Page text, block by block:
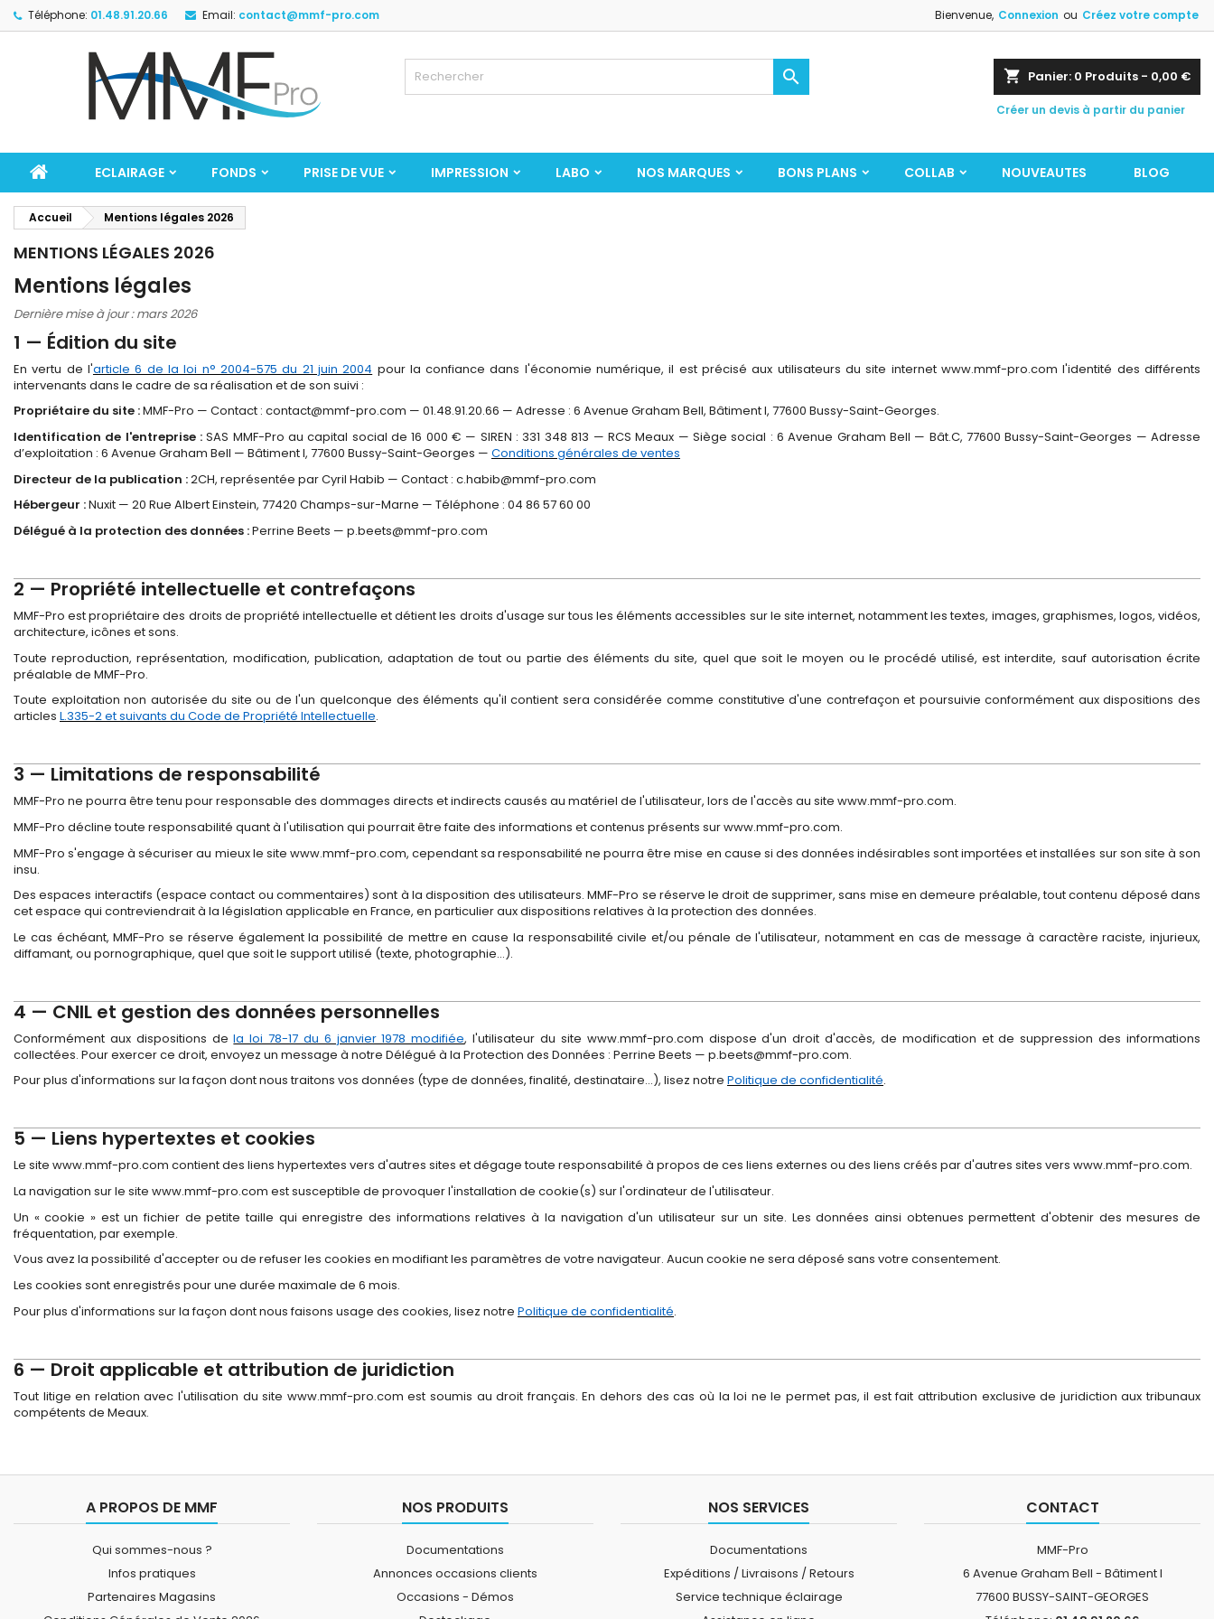
Téléphone: 01.48.91.20.66 Email: contact@mmf-pro.com Bienvenue, Connexion ou Créez votre compte
shopping_cart Panier: 0 Produits - 0,00 €
Créer un devis à partir du panier

ECLAIRAGE FONDS PRISE DE VUE IMPRESSION LABO NOS MARQUES BONS PLANS COLLAB NOUVEAUTES BLOG
Accueil Mentions légales 2026
MENTIONS LÉGALES 2026
Mentions légales
Dernière mise à jour : mars 2026
1 — Édition du site
En vertu de l'article 6 de la loi n° 2004-575 du 21 juin 2004 pour la confiance dans l'économie numérique, il est précisé aux utilisateurs du site internet www.mmf-pro.com l'identité des différents
intervenants dans le cadre de sa réalisation et de son suivi :
Propriétaire du site :MMF-Pro — Contact : contact@mmf-pro.com — 01.48.91.20.66 — Adresse : 6 Avenue Graham Bell, Bâtiment I, 77600 Bussy-Saint-Georges.
Identification de l'entreprise :SAS MMF-Pro au capital social de 16 000 € — SIREN : 331 348 813 — RCS Meaux — Siège social : 6 Avenue Graham Bell — Bât.C, 77600 Bussy-Saint-Georges — Adresse
d’exploitation : 6 Avenue Graham Bell — Bâtiment I, 77600 Bussy-Saint-Georges — Conditions générales de ventes
Directeur de la publication :2CH, représentée par Cyril Habib — Contact : c.habib@mmf-pro.com
Hébergeur :Nuxit — 20 Rue Albert Einstein, 77420 Champs-sur-Marne — Téléphone : 04 86 57 60 00
Délégué à la protection des données :Perrine Beets — p.beets@mmf-pro.com
2 — Propriété intellectuelle et contrefaçons
MMF-Pro est propriétaire des droits de propriété intellectuelle et détient les droits d'usage sur tous les éléments accessibles sur le site internet, notamment les textes, images, graphismes, logos, vidéos,
architecture, icônes et sons.
Toute reproduction, représentation, modification, publication, adaptation de tout ou partie des éléments du site, quel que soit le moyen ou le procédé utilisé, est interdite, sauf autorisation écrite
préalable de MMF-Pro.
Toute exploitation non autorisée du site ou de l'un quelconque des éléments qu'il contient sera considérée comme constitutive d'une contrefaçon et poursuivie conformément aux dispositions des
articles L.335-2 et suivants du Code de Propriété Intellectuelle.
3 — Limitations de responsabilité
MMF-Pro ne pourra être tenu pour responsable des dommages directs et indirects causés au matériel de l'utilisateur, lors de l'accès au site www.mmf-pro.com.
MMF-Pro décline toute responsabilité quant à l'utilisation qui pourrait être faite des informations et contenus présents sur www.mmf-pro.com.
MMF-Pro s'engage à sécuriser au mieux le site www.mmf-pro.com, cependant sa responsabilité ne pourra être mise en cause si des données indésirables sont importées et installées sur son site à son
insu.
Des espaces interactifs (espace contact ou commentaires) sont à la disposition des utilisateurs. MMF-Pro se réserve le droit de supprimer, sans mise en demeure préalable, tout contenu déposé dans
cet espace qui contreviendrait à la législation applicable en France, en particulier aux dispositions relatives à la protection des données.
Le cas échéant, MMF-Pro se réserve également la possibilité de mettre en cause la responsabilité civile et/ou pénale de l'utilisateur, notamment en cas de message à caractère raciste, injurieux,
diffamant, ou pornographique, quel que soit le support utilisé (texte, photographie…).
4 — CNIL et gestion des données personnelles
Conformément aux dispositions dela loi 78-17 du 6 janvier 1978 modifiée, l'utilisateur du site www.mmf-pro.com dispose d'un droit d'accès, de modification et de suppression des informations
collectées. Pour exercer ce droit, envoyez un message à notre Délégué à la Protection des Données : Perrine Beets — p.beets@mmf-pro.com.
Pour plus d'informations sur la façon dont nous traitons vos données (type de données, finalité, destinataire…), lisez notre Politique de confidentialité.
5 — Liens hypertextes et cookies
Le site www.mmf-pro.com contient des liens hypertextes vers d'autres sites et dégage toute responsabilité à propos de ces liens externes ou des liens créés par d'autres sites vers www.mmf-pro.com.
La navigation sur le site www.mmf-pro.com est susceptible de provoquer l'installation de cookie(s) sur l'ordinateur de l'utilisateur.
Un « cookie » est un fichier de petite taille qui enregistre des informations relatives à la navigation d'un utilisateur sur un site. Les données ainsi obtenues permettent d'obtenir des mesures de
fréquentation, par exemple.
Vous avez la possibilité d'accepter ou de refuser les cookies en modifiant les paramètres de votre navigateur. Aucun cookie ne sera déposé sans votre consentement.
Les cookies sont enregistrés pour une durée maximale de 6 mois.
Pour plus d'informations sur la façon dont nous faisons usage des cookies, lisez notre Politique de confidentialité.
6 — Droit applicable et attribution de juridiction
Tout litige en relation avec l'utilisation du site www.mmf-pro.com est soumis au droit français. En dehors des cas où la loi ne le permet pas, il est fait attribution exclusive de juridiction aux tribunaux
compétents de Meaux.
A PROPOS DE MMF
Qui sommes-nous ?
Infos pratiques
Partenaires Magasins
NOS PRODUITS
Documentations
Annonces occasions clients
Occasions - Démos
NOS SERVICES
Documentations
Expéditions / Livraisons / Retours
Service technique éclairage
CONTACT
MMF-Pro
6 Avenue Graham Bell - Bâtiment I
77600 BUSSY-SAINT-GEORGES